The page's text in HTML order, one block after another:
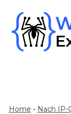
content
Home - Nach IP-